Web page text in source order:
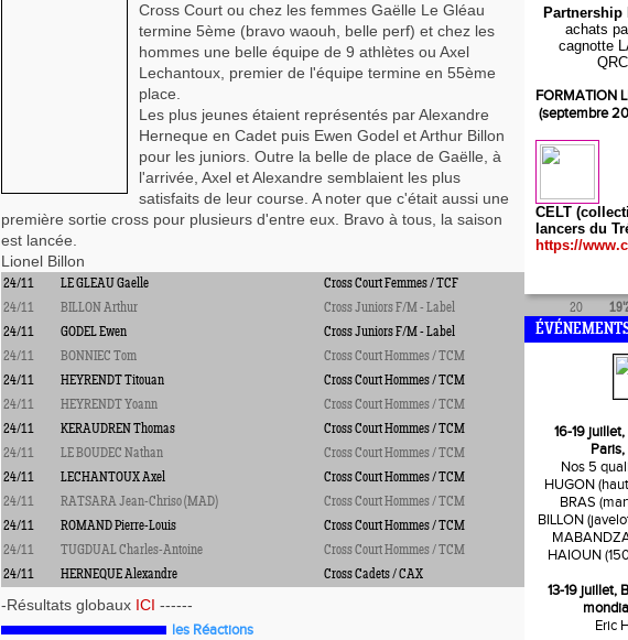
Cross Court ou chez les femmes Gaëlle Le Gléau
termine 5ème (bravo waouh, belle perf) et chez les
hommes une belle équipe de 9 athlètes ou Axel
Lechantoux, premier de l'équipe termine en 55ème
place.
Les plus jeunes étaient représentés par Alexandre
Herneque en Cadet puis Ewen Godel et Arthur Billon
pour les juniors. Outre la belle de place de Gaëlle, à
l'arrivée, Axel et Alexandre semblaient les plus
satisfaits de leur course. A noter que c'était aussi une
première sortie cross pour plusieurs d'entre eux. Bravo à tous, la saison
est lancée.
Lionel Billon
24/11 LE GLEAU Gaelle Cross Court Femmes / TCF
24/11
BILLON Arthur Cross Juniors F/M - Label 20
24/11
GODEL Ewen Cross Juniors F/M - Label 28
24/11
BONNIEC Tom Cross Court Hommes / TCM
24/11
HEYRENDT Titouan Cross Court Hommes / TCM
24/11
HEYRENDT Yoann Cross Court Hommes / TCM
24/11
KERAUDREN Thomas Cross Court Hommes / TCM 94
24/11
LE BOUDEC Nathan Cross Court Hommes / TCM
24/11
LECHANTOUX Axel Cross Court Hommes / TCM 55
24/11
RATSARA Jean-Chriso (MAD) Cross Court Hommes / TCM 176
24/11
ROMAND Pierre-Louis Cross Court Hommes / TCM 331
24/11
TUGDUAL Charles-Antoine Cross Court Hommes / TCM 318
24/11
HERNEQUE Alexandre Cross Cadets / CAX
-Résultats globaux ICI ------
les Réactions
Partnership
achats
cagnotte
FORMATION
(septembre
CELT
lancers du
https://
16-19
Nos 5
HUGON
BRAS
BILLON
HAIOUN
13-19 juillet,
Eric